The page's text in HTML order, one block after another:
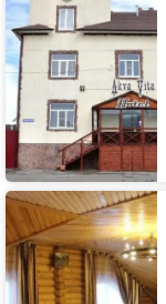
Гостиница
Баден-
Баден